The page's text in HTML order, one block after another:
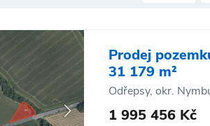
Prodej
31 179 m²
Odřepsy, okr.
1 995 456 Kč